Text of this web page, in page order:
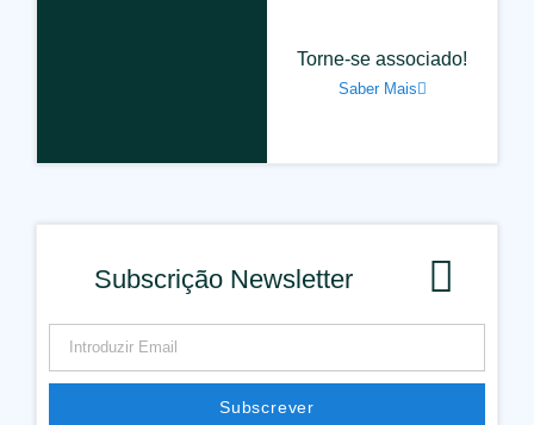
Torne-se associado!
Saber Mais
Subscrição Newsletter
Subscrever